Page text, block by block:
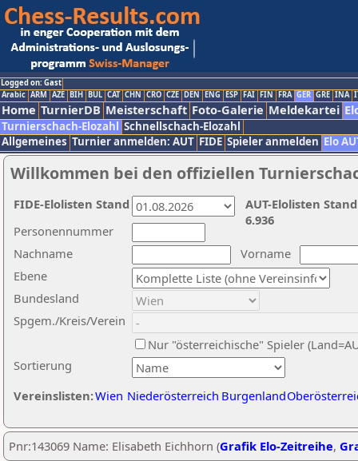
Logged on: Gast
Arabic ARM AZE BIH BUL CAT CHN CRO CZE DEN ENG ESP FAI FIN FRA GER GRE INA
Home TurnierDB Meisterschaft Foto-Galerie Meldekartei
Turnierschach-Elozahl Schnellschach-Elozahl
Allgemeines Turnier anmelden: AUT FIDE Spieler anmelden Elo
Willkommen bei den offiziellen
Nachname
Vorname
Ebene
Sortierung
Personennummer
Bundesland
Spgem./Kreis/Verein
Nur "österreichische" Spieler
Vereinslisten:Wien Niederösterreich Burgenland
AUT-Elolisten
6.936
FIDE-Elolisten Stand
Pnr:143069 Name: Elisabeth Eichhorn (Grafik Elo-Zeitreihe,